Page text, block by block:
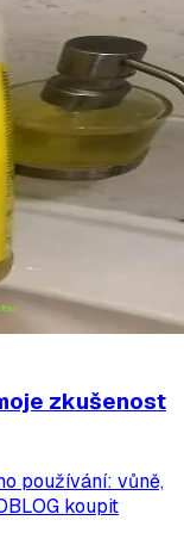
zkušenost
používání: vůně,
koupit